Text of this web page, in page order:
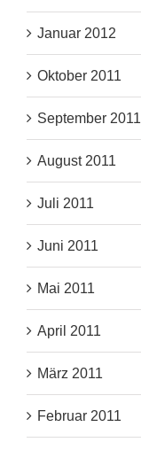
Januar 2012
Oktober 2011
September 2011
August 2011
Juli 2011
Juni 2011
Mai 2011
April 2011
März 2011
Februar 2011